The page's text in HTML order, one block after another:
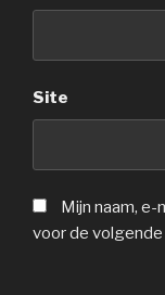
Site
Mijn naam,
voor de